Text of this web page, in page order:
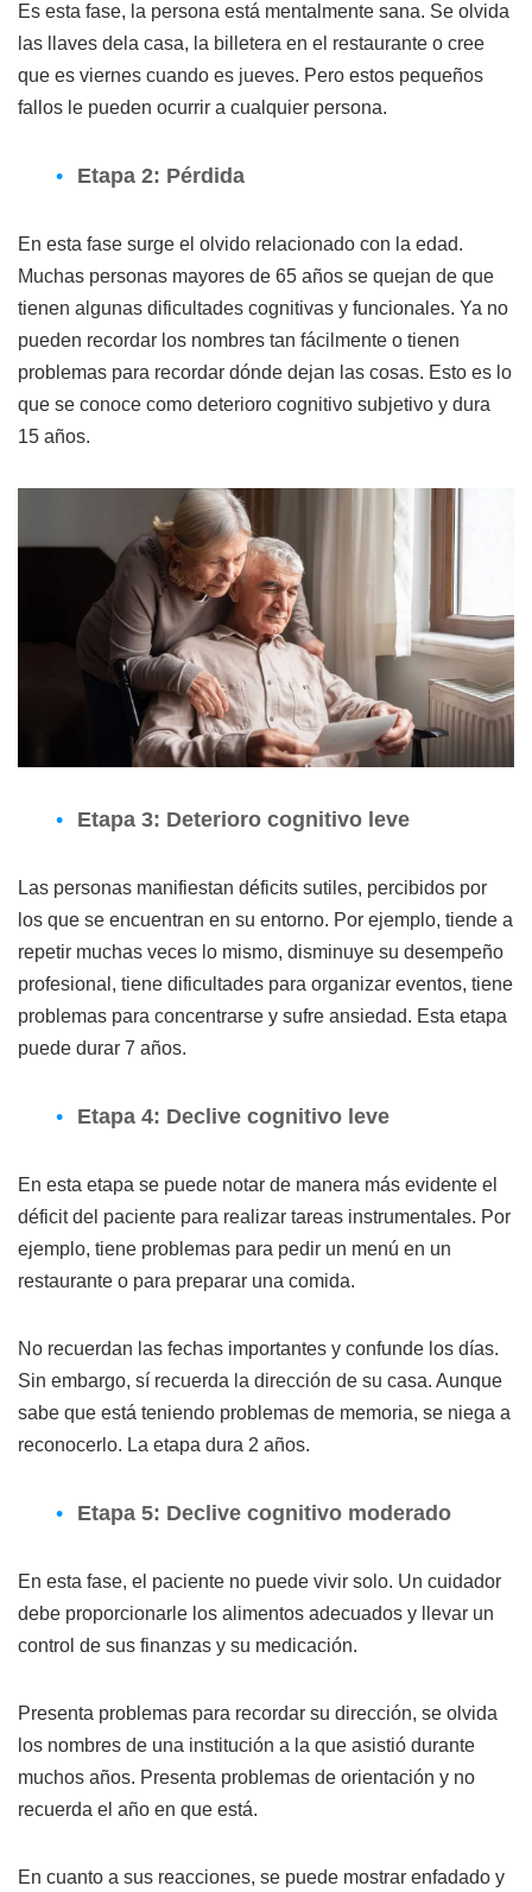
Es esta fase, la persona está mentalmente sana. Se olvida
las llaves dela casa, la billetera en el restaurante o cree
que es viernes cuando es jueves. Pero estos pequeños
fallos le pueden ocurrir a cualquier persona.
Etapa 2: Pérdida
En esta fase surge el olvido relacionado con la edad.
Muchas personas mayores de 65 años se quejan de que
tienen algunas dificultades cognitivas y funcionales. Ya no
pueden recordar los nombres tan fácilmente o tienen
problemas para recordar dónde dejan las cosas. Esto es lo
que se conoce como deterioro cognitivo subjetivo y dura
15 años.
Etapa 3: Deterioro cognitivo leve
Las personas manifiestan déficits sutiles, percibidos por
los que se encuentran en su entorno. Por ejemplo, tiende a
repetir muchas veces lo mismo, disminuye su desempeño
profesional, tiene dificultades para organizar eventos, tiene
problemas para concentrarse y sufre ansiedad. Esta etapa
puede durar 7 años.
Etapa 4: Declive cognitivo leve
En esta etapa se puede notar de manera más evidente el
déficit del paciente para realizar tareas instrumentales. Por
ejemplo, tiene problemas para pedir un menú en un
restaurante o para preparar una comida.
No recuerdan las fechas importantes y confunde los días.
Sin embargo, sí recuerda la dirección de su casa. Aunque
sabe que está teniendo problemas de memoria, se niega a
reconocerlo. La etapa dura 2 años.
Etapa 5: Declive cognitivo moderado
En esta fase, el paciente no puede vivir solo. Un cuidador
debe proporcionarle los alimentos adecuados y llevar un
control de sus finanzas y su medicación.
Presenta problemas para recordar su dirección, se olvida
los nombres de una institución a la que asistió durante
muchos años. Presenta problemas de orientación y no
recuerda el año en que está.
En cuanto a sus reacciones, se puede mostrar enfadado y